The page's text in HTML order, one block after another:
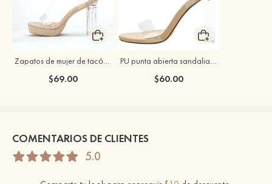
Zapatos de mujer de tacón ancho con punta abierta para fiesta noche baile de graduación y ocasiones especiales
$69.00
PU punta abierta sandalias solo correa tacón ancho zapatos de moda
$60.00
COMENTARIOS DE CLIENTES
5.0